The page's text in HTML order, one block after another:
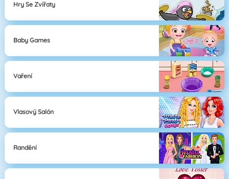
Hry Se Zvířaty
Baby Games
Vaření
Vlasový Salón
Randění